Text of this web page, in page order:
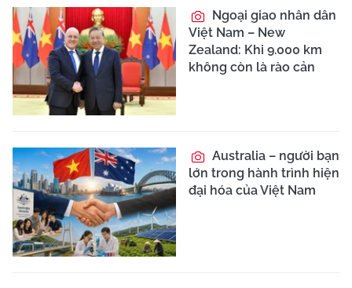
Ngoại giao nhân dân
Việt Nam – New
Zealand: Khi 9.000 km
không còn là rào cản
Australia – người bạn
lớn trong hành trình hiện
đại hóa của Việt Nam